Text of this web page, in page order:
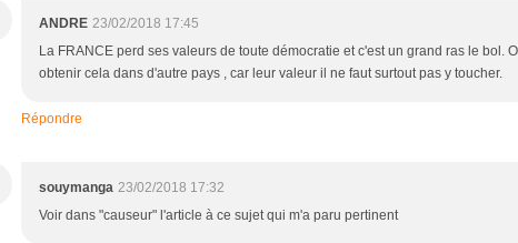
ANDRE 23/02/2018 17:45
La FRANCE perd ses valeurs de toute démocratie et c'est un grand ras le bol.
obtenir cela dans d'autre pays , car leur valeur il ne faut surtout pas y toucher.
Répondre
souymanga 23/02/2018 17:32
Voir dans "causeur" l'article à ce sujet qui m'a paru pertinent